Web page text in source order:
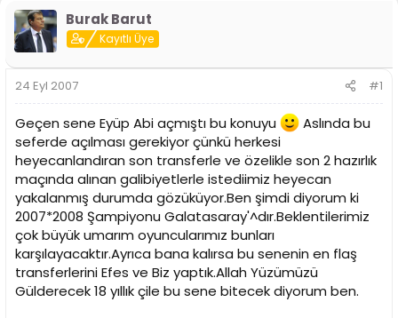
u
y
u
B
a
ş
l
a
t
a
n
a
n
ı
t
a
r
i
h
i
Burak Barut
Kayıtlı Üye
24 Eyl 2007 #1
Geçen sene Eyüp Abi açmıştı bu konuyu
Aslında bu
seferde açılması gerekiyor çünkü herkesi
heyecanlandıran son transferle ve özelikle son 2 hazırlık
maçında alınan galibiyetlerle istediimiz heyecan
yakalanmış durumda gözüküyor.Ben şimdi diyorum ki
2007*2008 Şampiyonu Galatasaray'^dır.Beklentilerimiz
çok büyük umarım oyuncularımız bunları
karşılayacaktır.Ayrıca bana kalırsa bu senenin en flaş
transferlerini Efes ve Biz yaptık.Allah Yüzümüzü
Gülderecek 18 yıllık çile bu sene bitecek diyorum ben.